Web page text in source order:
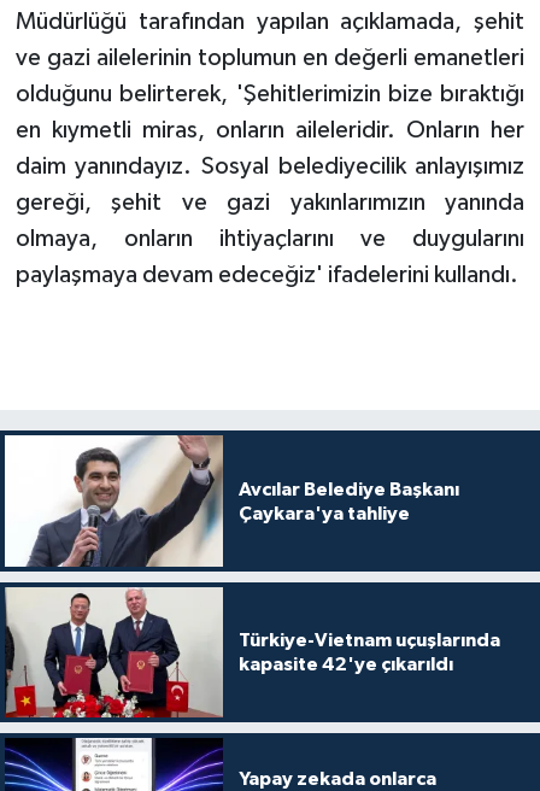
Müdürlüğü tarafından yapılan açıklamada, şehit
ve gazi ailelerinin toplumun en değerli emanetleri
olduğunu belirterek, 'Şehitlerimizin bize bıraktığı
en kıymetli miras, onların aileleridir. Onların her
daim yanındayız. Sosyal belediyecilik anlayışımız
gereği, şehit ve gazi yakınlarımızın yanında
olmaya, onların ihtiyaçlarını ve duygularını
paylaşmaya devam edeceğiz' ifadelerini kullandı.
Avcılar Belediye Başkanı
Çaykara'ya tahliye
Türkiye-Vietnam uçuşlarında
kapasite 42'ye çıkarıldı
Yapay zekada onlarca